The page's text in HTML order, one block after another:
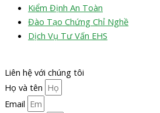
Kiểm Định An Toàn
Đào Tạo Chứng Chỉ Nghề
Dịch Vụ Tư Vấn EHS
Liên hệ với chúng tôi
Họ và tên
Email